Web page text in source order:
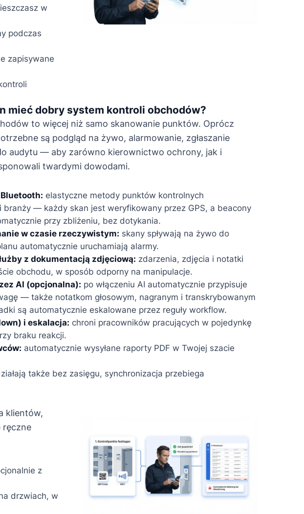
w
podczas
zapisywane
mieć dobry system kontroli obchodów?
to więcej niż samo skanowanie punktów. Oprócz
są podgląd na żywo, alarmowanie, zgłaszanie
audytu — aby zarówno kierownictwo ochrony, jak i
twardymi dowodami.
Bluetooth: elastyczne metody punktów kontrolnych
branży — każdy skan jest weryfikowany przez GPS, a beacony
przy zbliżeniu, bez dotykania.
w czasie rzeczywistym: skany spływają na żywo do
automatycznie uruchamiają alarmy.
z dokumentacją zdjęciową: zdarzenia, zdjęcia i notatki
obchodu, w sposób odporny na manipulacje.
AI (opcjonalna): po włączeniu AI automatycznie przypisuje
— także notatkom głosowym, nagranym i transkrybowanym
są automatycznie eskalowane przez reguły workflow.
i eskalacja: chroni pracowników pracujących w pojedynkę
braku reakcji.
automatycznie wysyłane raporty PDF w Twojej szacie
także bez zasięgu, synchronizacja przebiega
klientów,
ręczne
z
drzwiach, w